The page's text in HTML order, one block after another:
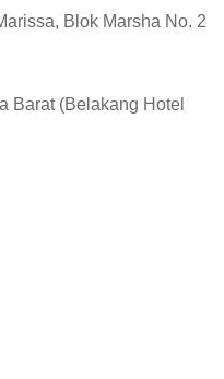
Blok Marsha No. 2
Barat (Belakang Hotel